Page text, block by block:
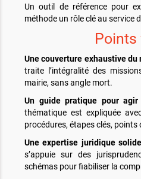
Un outil de référence pour
méthode un rôle clé au service
Une couverture exhaustive du
traite l’intégralité des
mairie, sans angle mort.
Un guide pratique pour
thématique est expliquée
procédures, étapes clés, points
Une expertise juridique
s’appuie sur des
schémas pour fiabiliser la